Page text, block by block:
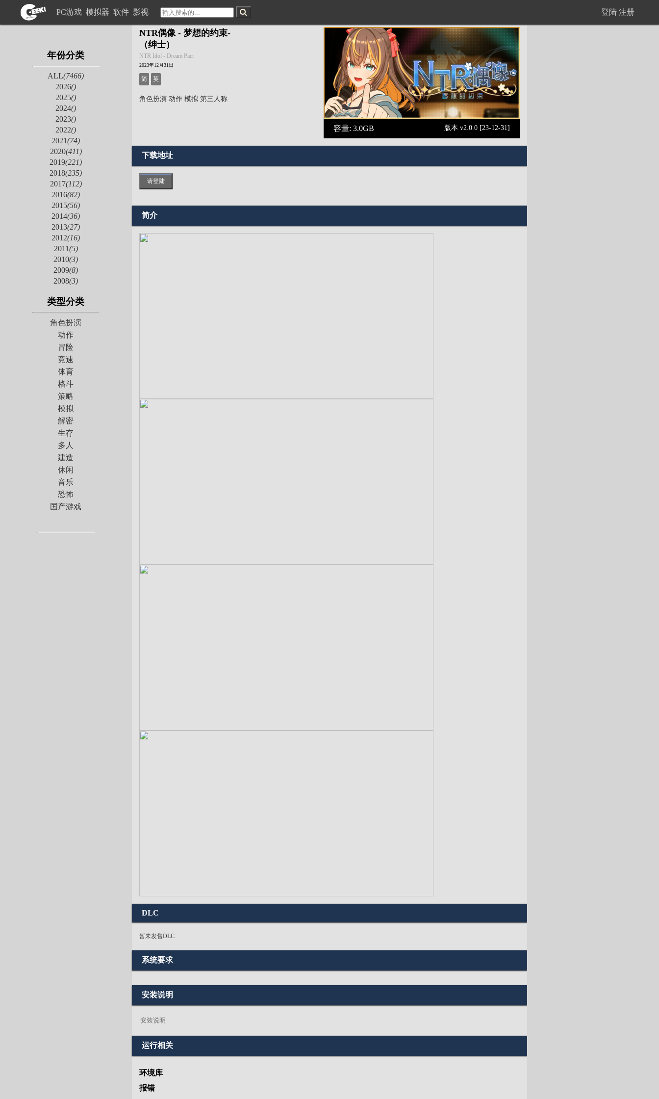
PC游戏 模拟器 软件 影视 登陆 注册
年份分类
ALL(7466)
2026()
2025()
2024()
2023()
2022()
2021(74)
2020(411)
2019(221)
2018(235)
2017(112)
2016(82)
2015(56)
2014(36)
2013(27)
2012(16)
2011(5)
2010(3)
2009(8)
2008(3)
类型分类
角色扮演
动作
冒险
竞速
体育
格斗
策略
模拟
解密
生存
多人
建造
休闲
音乐
恐怖
国产游戏
NTR偶像 - 梦想的约束-
（绅士）
NTR Idol - Dream Pact
2023年12月31日
简 英
角色扮演 动作 模拟 第三人称
容量: 3.0GB 版本 v2.0.0 [23-12-31]
下载地址
请登陆
简介
DLC
暂未发售DLC
系统要求
安装说明
安装说明
运行相关
环境库
报错